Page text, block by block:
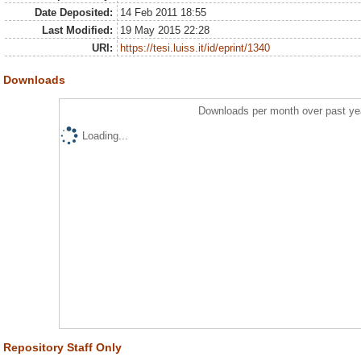
Date Deposited:
14 Feb 2011 18:55
Last Modified:
19 May 2015 22:28
URI:
https://tesi.luiss.it/id/eprint/1340
Downloads
Downloads per month over past
Loading...
Repository Staff Only